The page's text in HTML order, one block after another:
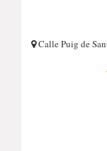
Calle Puig de